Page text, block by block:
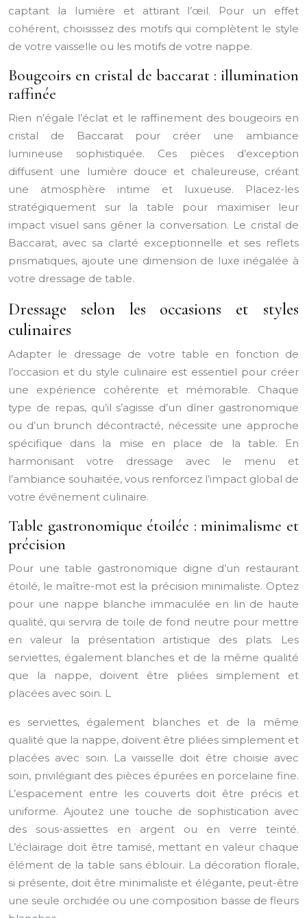
captant la lumière et attirant l’œil. Pour un effet
cohérent, choisissez des motifs qui complètent le style
de votre vaisselle ou les motifs de votre nappe.
Bougeoirs en cristal de baccarat : illumination
raffinée
Rien n’égale l’éclat et le raffinement des bougeoirs en
cristal de Baccarat pour créer une ambiance
lumineuse sophistiquée. Ces pièces d’exception
diffusent une lumière douce et chaleureuse, créant
une atmosphère intime et luxueuse. Placez-les
stratégiquement sur la table pour maximiser leur
impact visuel sans gêner la conversation. Le cristal de
Baccarat, avec sa clarté exceptionnelle et ses reflets
prismatiques, ajoute une dimension de luxe inégalée à
votre dressage de table.
Dressage selon les occasions et styles
culinaires
Adapter le dressage de votre table en fonction de
l’occasion et du style culinaire est essentiel pour créer
une expérience cohérente et mémorable. Chaque
type de repas, qu’il s’agisse d’un dîner gastronomique
ou d’un brunch décontracté, nécessite une approche
spécifique dans la mise en place de la table. En
harmonisant votre dressage avec le menu et
l’ambiance souhaitée, vous renforcez l’impact global de
votre événement culinaire.
Table gastronomique étoilée : minimalisme et
précision
Pour une table gastronomique digne d’un restaurant
étoilé, le maître-mot est la précision minimaliste. Optez
pour une nappe blanche immaculée en lin de haute
qualité, qui servira de toile de fond neutre pour mettre
en valeur la présentation artistique des plats. Les
serviettes, également blanches et de la même qualité
que la nappe, doivent être pliées simplement et
placées avec soin. L
es serviettes, également blanches et de la même
qualité que la nappe, doivent être pliées simplement et
placées avec soin. La vaisselle doit être choisie avec
soin, privilégiant des pièces épurées en porcelaine fine.
L’espacement entre les couverts doit être précis et
uniforme. Ajoutez une touche de sophistication avec
des sous-assiettes en argent ou en verre teinté.
L’éclairage doit être tamisé, mettant en valeur chaque
élément de la table sans éblouir. La décoration florale,
si présente, doit être minimaliste et élégante, peut-être
une seule orchidée ou une composition basse de fleurs